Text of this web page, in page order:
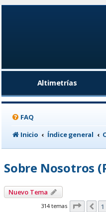
Altimetrías
FAQ
Inicio
Índice general
Sobre Nosotros
Nuevo Tema
314 temas Página
1